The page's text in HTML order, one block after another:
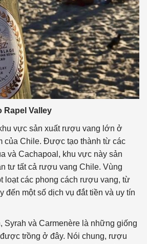
Rapel Valley
vực sản xuất rượu vang lớn ở
của Chile. Được tạo thành từ các
và Cachapoal, khu vực này sản
tư tất cả rượu vang Chile. Vùng
loạt các phong cách rượu vang, từ
đến một số dịch vụ đắt tiền và uy tín
Syrah và Carmenère là những giống
trồng ở đây. Nói chung, rượu